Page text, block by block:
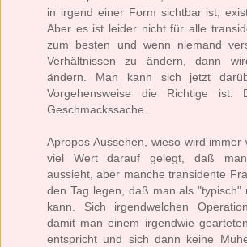
in irgend einer Form sichtbar ist,
Aber es ist leider nicht für alle
zum besten und wenn niemand
Verhältnissen zu ändern, dann
ändern. Man kann sich jetzt
Vorgehensweise die Richtige
Geschmackssache.
Apropos Aussehen, wieso wird immer
viel Wert darauf gelegt, daß man
aussieht, aber manche transidente
den Tag legen, daß man als "typisch"
kann. Sich irgendwelchen
damit man einem irgendwie
entspricht und sich dann keine